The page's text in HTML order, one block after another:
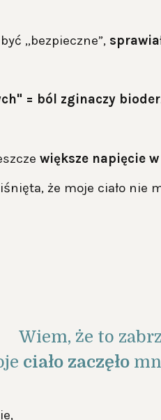
„bezpieczne”,
= ból zginaczy bioder
większe napięcie
że moje ciało nie
Wiem, że to
ciało zaczęło